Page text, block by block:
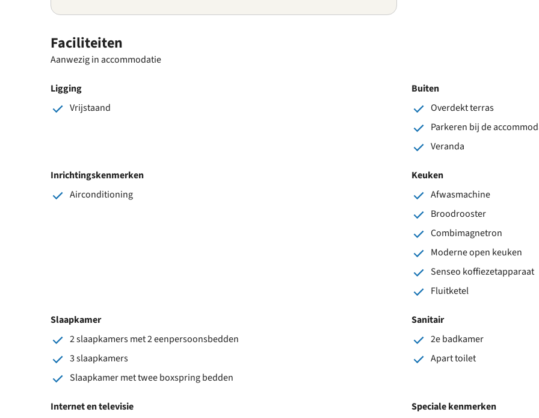
Faciliteiten
Aanwezig in accommodatie
Ligging
Vrijstaand
Buiten
Overdekt terras
Parkeren bij de
Veranda
Inrichtingskenmerken
Airconditioning
Keuken
Afwasmachine
Broodrooster
Combimagnetron
Moderne open keuken
Senseo koffiezetapparaat
Fluitketel
Slaapkamer
2 slaapkamers met 2 eenpersoonsbedden
3 slaapkamers
Slaapkamer met twee boxspring bedden
Sanitair
2e badkamer
Apart toilet
Internet en televisie
Speciale kenmerken